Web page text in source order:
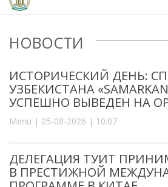
НОВОСТИ
ИСТОРИЧЕСКИЙ ДЕНЬ:
УЗБЕКИСТАНА
УСПЕШНО ВЫВЕДЕН НА
Menu | 05-08-2026 | 10:07
ДЕЛЕГАЦИЯ ТУИТ
В ПРЕСТИЖНОЙ